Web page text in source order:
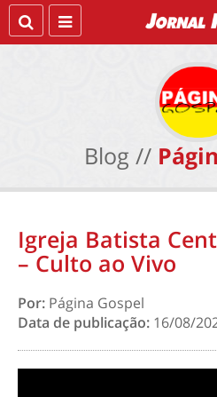
Blog //
Igreja Batista
– Culto ao Vivo
Por: Página Gospel
Data de publicação: 16/08/